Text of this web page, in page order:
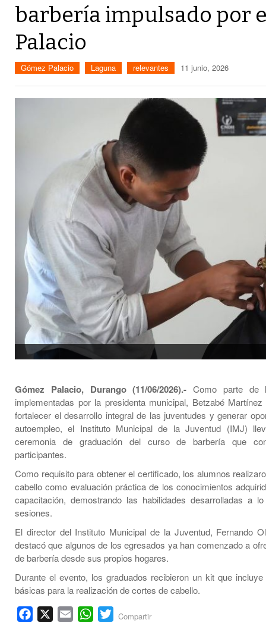
barbería impulsado por
Palacio
Gómez Palacio Laguna relevantes 11 junio, 2026
Gómez Palacio, Durango (11/06/2026).- Como parte de
implementadas por la presidenta municipal, Betzabé
fortalecer el desarrollo integral de las juventudes y generar
autoempleo, el Instituto Municipal de la Juventud (IMJ)
ceremonia de graduación del curso de barbería que
participantes.
Como requisito para obtener el certificado, los alumnos
cabello como evaluación práctica de los conocimientos
capacitación, demostrando las habilidades desarrolladas a
sesiones.
El director del Instituto Municipal de la Juventud, Fernando
destacó que algunos de los egresados ya han comenzado a
de barbería desde sus propios hogares.
Durante el evento, los graduados recibieron un kit que incluye
básicas para la realización de cortes de cabello.
Facebook Email WhatsApp
Twitter
Compartir